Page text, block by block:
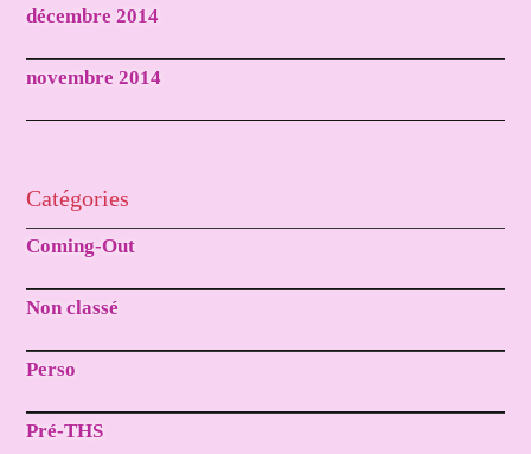
décembre 2014
novembre 2014
Catégories
Coming-Out
Non classé
Perso
Pré-THS